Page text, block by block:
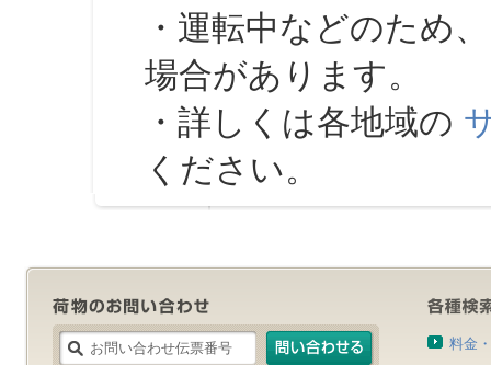
・運転中などのため
場合があります。
・詳しくは各地域の
ください。
料金